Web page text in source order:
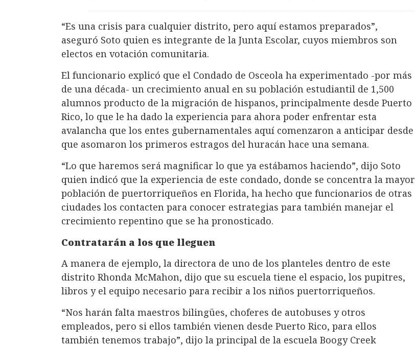
“Es una crisis para cualquier distrito, pero aquí estamos preparados”,
aseguró Soto quien es integrante de la Junta Escolar, cuyos miembros son
electos en votación comunitaria.
El funcionario explicó que el Condado de Osceola ha experimentado -por más
de una década- un crecimiento anual en su población estudiantil de 1,500
alumnos producto de la migración de hispanos, principalmente desde Puerto
Rico, lo que le ha dado la experiencia para ahora poder enfrentar esta
avalancha que los entes gubernamentales aquí comenzaron a anticipar desde
que asomaron los primeros estragos del huracán hace una semana.
“Lo que haremos será magnificar lo que ya estábamos haciendo”, dijo Soto
quien indicó que la experiencia de este condado, donde se concentra la mayor
población de puertorriqueños en Florida, ha hecho que funcionarios de otras
ciudades los contacten para conocer estrategias para también manejar el
crecimiento repentino que se ha pronosticado.
Contratarán a los que lleguen
A manera de ejemplo, la directora de uno de los planteles dentro de este
distrito Rhonda McMahon, dijo que su escuela tiene el espacio, los pupitres,
libros y el equipo necesario para recibir a los niños puertorriqueños.
“Nos harán falta maestros bilingües, choferes de autobuses y otros
empleados, pero si ellos también vienen desde Puerto Rico, para ellos
también tenemos trabajo”, dijo la principal de la escuela Boogy Creek